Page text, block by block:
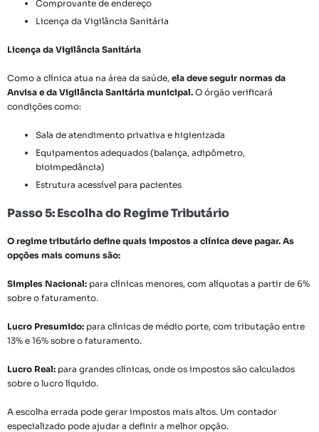
Comprovante de endereço
Licença da Vigilância Sanitária
Licença da Vigilância Sanitária
Como a clínica atua na área da saúde, ela deve seguir normas da
Anvisa e da Vigilância Sanitária municipal. O órgão verificará
condições como:
Sala de atendimento privativa e higienizada
Equipamentos adequados (balança, adipômetro,
bioimpedância)
Estrutura acessível para pacientes
Passo 5: Escolha do Regime Tributário
O regime tributário define quais impostos a clínica deve pagar. As
opções mais comuns são:
Simples Nacional: para clínicas menores, com alíquotas a partir de 6%
sobre o faturamento.
Lucro Presumido: para clínicas de médio porte, com tributação entre
13% e 16% sobre o faturamento.
Lucro Real: para grandes clínicas, onde os impostos são calculados
sobre o lucro líquido.
A escolha errada pode gerar impostos mais altos. Um contador
especializado pode ajudar a definir a melhor opção.